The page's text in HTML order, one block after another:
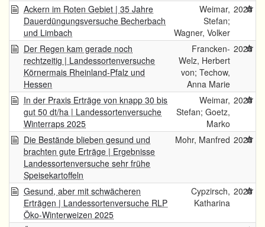
Ackern im Roten Gebiet | 35 Jahre
Dauerdüngungsversuche Becherbach
und Limbach
Weimar,
Stefan;
Wagner, Volker
2025
Der Regen kam gerade noch
rechtzeitig | Landessortenversuche
Körnermais Rheinland-Pfalz und
Hessen
Francken-
Welz, Herbert
von; Techow,
Anna Marie
2025
In der Praxis Erträge von knapp 30 bis
gut 50 dt/ha | Landessortenversuche
Winterraps 2025
Weimar,
Stefan; Goetz,
Marko
2025
Die Bestände blieben gesund und
brachten gute Erträge | Ergebnisse
Landessortenversuche sehr frühe
Speisekartoffeln
Mohr, Manfred 2025
Gesund, aber mit schwächeren
Erträgen | Landessortenversuche RLP
Öko-Winterweizen 2025
Cypzirsch,
Katharina
2025